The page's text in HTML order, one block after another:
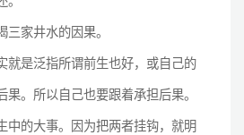
家井水的因果。
是泛指所谓前生也好，或自己的
果。所以自己也要跟着承担后果。
中的大事。因为把两者挂钩，就明